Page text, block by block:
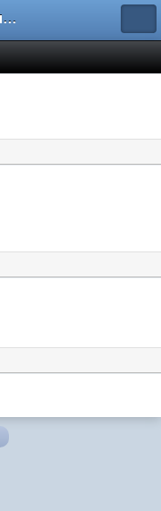
Форум владельцев интернет-магазинов